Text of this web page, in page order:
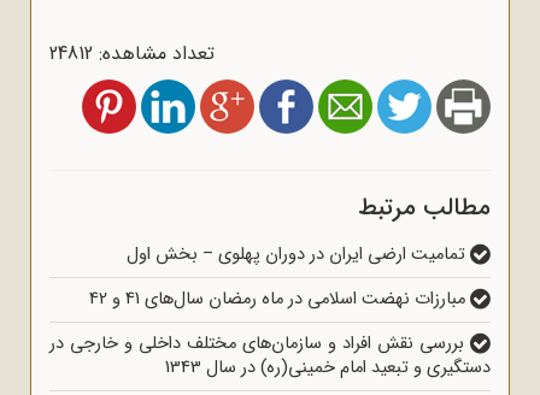
تعداد مشاهده: 24812
مطالب مرتبط
تمامیت ارضی ایران در دوران پهلوی – بخش اول
مبارزات نهضت اسلامی در ماه رمضان سال‌های 41 و 42
بررسی نقش افراد و سازمان‌های مختلف داخلی و خارجی در
دستگیری و تبعید امام‌ خمینی(ره) در سال 1343